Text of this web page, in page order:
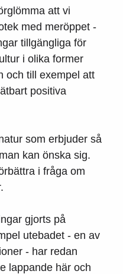
att vi
med meröppet -
tillgängliga för
i olika former
och till exempel att
positiva
som erbjuder så
kan önska sig.
i fråga om
gjorts på
utebadet - en av
- har redan
lappande här och